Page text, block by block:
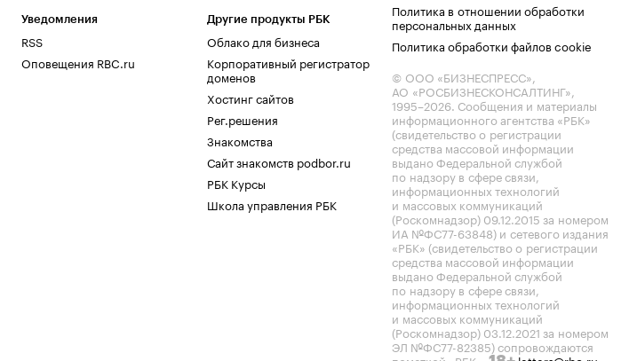
Уведомления
RSS
Оповещения RBC.ru
Другие продукты РБК
Облако для бизнеса
Корпоративный регистратор
доменов
Хостинг сайтов
Рег.решения
Знакомства
Сайт знакомств podbor.ru
РБК Курсы
Школа управления РБК
Политика в отношении обработки
персональных данных
Политика обработки файлов cookie
© ООО «БИЗНЕСПРЕСС»,
АО «РОСБИЗНЕСКОНСАЛТИНГ»,
1995–2026. Сообщения и материалы
информационного агентства «РБК»
(свидетельство о регистрации
средства массовой информации
выдано Федеральной службой
по надзору в сфере связи,
информационных технологий
и массовых коммуникаций
(Роскомнадзор) 09.12.2015 за номером
ИА №ФС77-63848) и сетевого издания
«РБК» (свидетельство о регистрации
средства массовой информации
выдано Федеральной службой
по надзору в сфере связи,
информационных технологий
и массовых коммуникаций
(Роскомнадзор) 03.12.2021 за номером
ЭЛ №ФС77-82385) сопровождаются